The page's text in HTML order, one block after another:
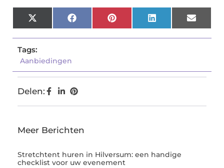
X
(Twitter)
FacebookPinterestLinkedInEmail
Tags:
Aanbiedingen
Delen:
Meer Berichten
Stretchtent huren in Hilversum: een handige
checklist voor uw evenement